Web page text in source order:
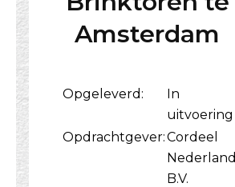
Amsterdam
Opgeleverd:
In
uitvoering
Opdrachtgever:Cordeel
Nederland
B.V.